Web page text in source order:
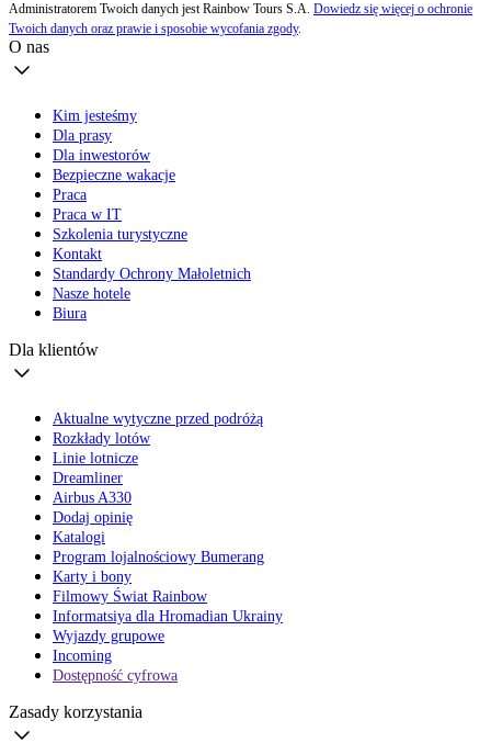
Administratorem Twoich danych jest Rainbow Tours S.A. Dowiedz się więcej o ochronie
Twoich danych oraz prawie i sposobie wycofania zgody.
O nas
Kim jesteśmy
Dla prasy
Dla inwestorów
Bezpieczne wakacje
Praca
Praca w IT
Szkolenia turystyczne
Kontakt
Standardy Ochrony Małoletnich
Nasze hotele
Biura
Dla klientów
Aktualne wytyczne przed podróżą
Rozkłady lotów
Linie lotnicze
Dreamliner
Airbus A330
Dodaj opinię
Katalogi
Program lojalnościowy Bumerang
Karty i bony
Filmowy Świat Rainbow
Informatsiya dla Hromadian Ukrainy
Wyjazdy grupowe
Incoming
Dostępność cyfrowa
Zasady korzystania